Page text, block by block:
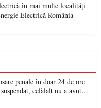
în mai multe localități
Electrică România
penale în doar 24 de ore
celălalt nu a avut